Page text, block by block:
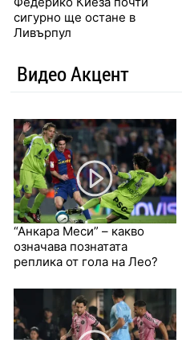
сигурно ще остане в
Ливърпул
Видео Акцент
“Анкара Меси” – какво
означава познатата
реплика от гола на Лео?